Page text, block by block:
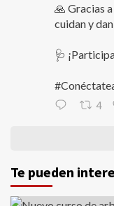
🙏 Gracias
cuidan y
🩺
4
Te pueden